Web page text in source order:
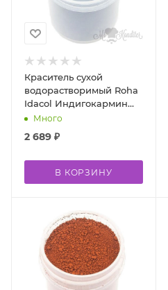
Краситель сухой
водорастворимый Roha
Idacol Индигокармин
E132 500 гр
Много
2 689 ₽
В КОРЗИНУ